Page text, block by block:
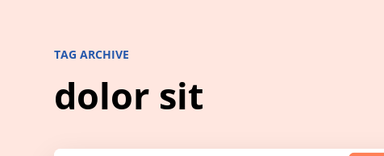
TAG ARCHIVE
dolor sit